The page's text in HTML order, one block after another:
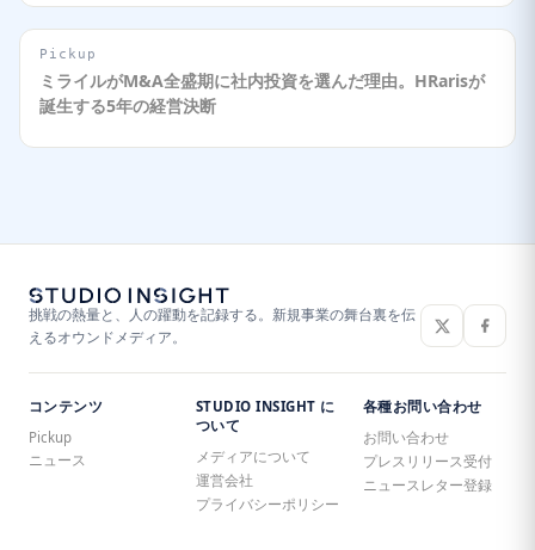
Pickup
ミライルがM&A全盛期に社内投資を選んだ理由。HRarisが
誕生する5年の経営決断
挑戦の熱量と、人の躍動を記録する。新規事業の舞台裏を伝
えるオウンドメディア。
コンテンツ
Pickup
ニュース
STUDIO INSIGHT に
ついて
メディアについて
運営会社
プライバシーポリシー
各種お問い合わせ
お問い合わせ
プレスリリース受付
ニュースレター登録